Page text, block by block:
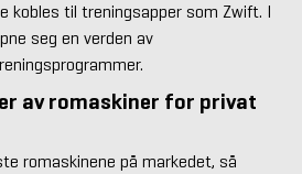
kobles til treningsapper som Zwift. I
seg en verden av
av romaskiner for privat
romaskinene på markedet, så